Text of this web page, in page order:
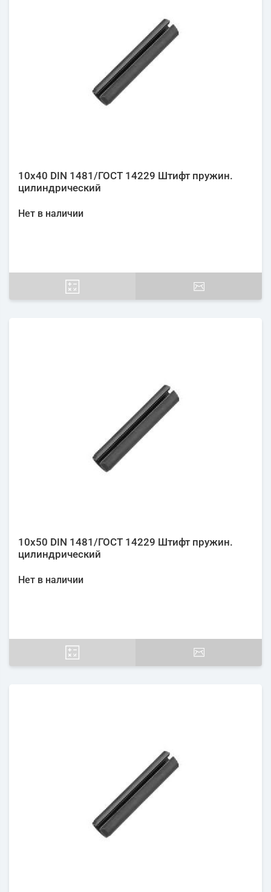
10х40 DIN 1481/ГОСТ 14229 Штифт пружин.
цилиндрический
Нет в наличии
10х50 DIN 1481/ГОСТ 14229 Штифт пружин.
цилиндрический
Нет в наличии